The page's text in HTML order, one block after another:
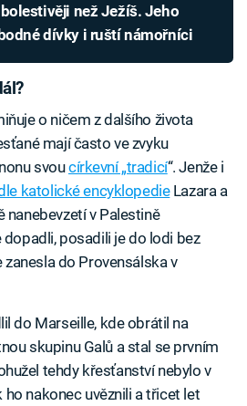
než Ježíš. Jeho
dívky i ruští námořníci
o ničem z dalšího života
mají často ve zvyku
svoucírkevní „tradicí“. Jenže i
katolické encyklopedieLazara a
nanebevzetí v Palestině
posadili je do lodi bez
zanesla do Provensálska v
do Marseille, kde obrátil na
skupinu Galů a stal se prvním
tehdy křesťanství nebylo v
ho nakonec uvěznili a třicet let